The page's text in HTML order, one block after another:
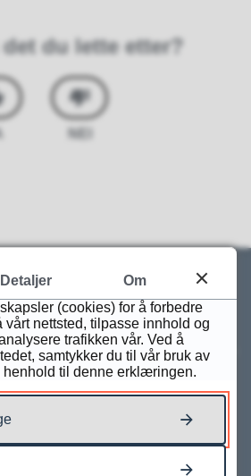
du lette etter?
NEI
Detaljer
Om
(cookies) for å forbedre
vårt nettsted, tilpasse innhold og
trafikken vår. Ved å
samtykker du til vår bruk av
henhold til denne erklæringen.